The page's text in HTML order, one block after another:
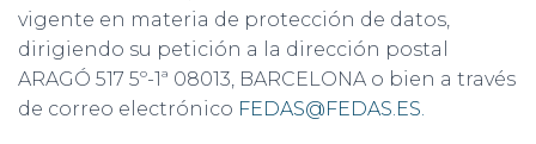
vigente en materia de protección de datos,
dirigiendo su petición a la dirección postal
ARAGÓ 517 5º-1ª 08013, BARCELONA o bien a través
de correo electrónico FEDAS@FEDAS.ES.